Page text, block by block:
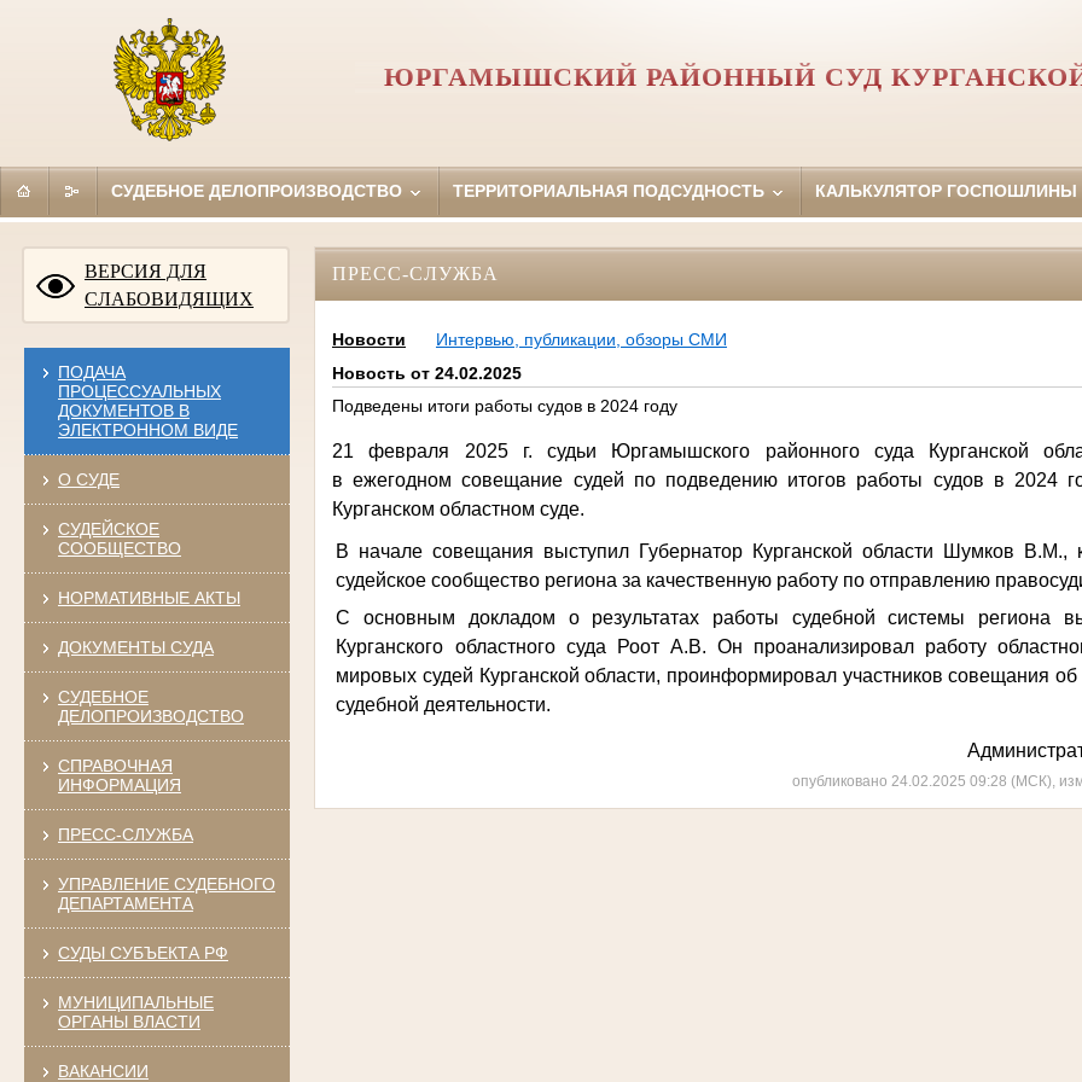
ЮРГАМЫШСКИЙ РАЙОННЫЙ СУД
СУДЕБНОЕ ДЕЛОПРОИЗВОДСТВО ТЕРРИТОРИАЛЬНАЯ ПОДСУДНОСТЬ КАЛЬКУЛЯТОР ГОСПОШЛИНЫ
ВЕРСИЯ ДЛЯ
СЛАБОВИДЯЩИХ
ПОДАЧА
ПРОЦЕССУАЛЬНЫХ
ДОКУМЕНТОВ В
ЭЛЕКТРОННОМ ВИДЕ
О СУДЕ
СУДЕЙСКОЕ
СООБЩЕСТВО
НОРМАТИВНЫЕ АКТЫ
ДОКУМЕНТЫ СУДА
СУДЕБНОЕ
ДЕЛОПРОИЗВОДСТВО
СПРАВОЧНАЯ
ИНФОРМАЦИЯ
ПРЕСС-СЛУЖБА
УПРАВЛЕНИЕ СУДЕБНОГО
ДЕПАРТАМЕНТА
СУДЫ СУБЪЕКТА РФ
МУНИЦИПАЛЬНЫЕ
ОРГАНЫ ВЛАСТИ
ВАКАНСИИ
ПРЕСС-СЛУЖБА
Новости
Интервью, публикации, обзоры СМИ
Новость от 24.02.2025
Подведены итоги работы судов в 2024 году
21 февраля 2025 г. судьи Юргамышского районного суда Курганской
вежегодном совещание судей по подведению итогов работы судов в 2024
Курганском областном суде.
В начале совещания выступил Губернатор Курганской области Шумков В.М.,
судейское сообщество региона за качественную работу по отправлению
С основным докладом о результатах работы судебной системы региона
Курганского областного суда Роот А.В. Он проанализировал работу
мировых судей Курганской области, проинформировал участников совещания об
судебной деятельности.
опубликовано 24.02.2025 09:28 (МСК),